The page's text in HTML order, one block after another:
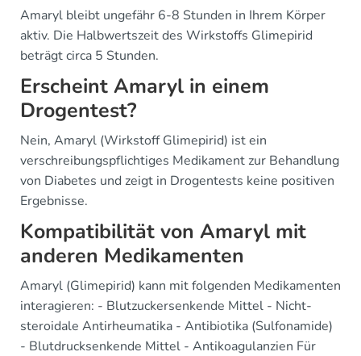
Amaryl bleibt ungefähr 6-8 Stunden in Ihrem Körper
aktiv. Die Halbwertszeit des Wirkstoffs Glimepirid
beträgt circa 5 Stunden.
Erscheint Amaryl in einem
Drogentest?
Nein, Amaryl (Wirkstoff Glimepirid) ist ein
verschreibungspflichtiges Medikament zur Behandlung
von Diabetes und zeigt in Drogentests keine positiven
Ergebnisse.
Kompatibilität von Amaryl mit
anderen Medikamenten
Amaryl (Glimepirid) kann mit folgenden Medikamenten
interagieren: - Blutzuckersenkende Mittel - Nicht-
steroidale Antirheumatika - Antibiotika (Sulfonamide)
- Blutdrucksenkende Mittel - Antikoagulanzien Für